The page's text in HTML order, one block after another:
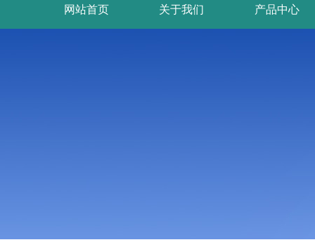
网站首页 关于我们 产品中心